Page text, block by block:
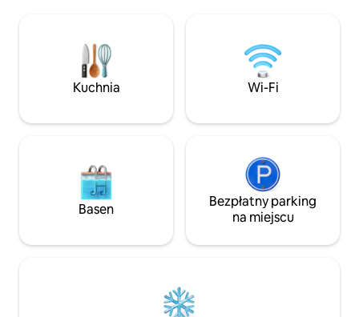
południowoamerykańskimi. Położone w
samym centrum miasta ułatwia dotarcie
do dowolnego miejsca na piechotę.
Wszyscy ludzie ze wszystkich środowisk
Kuchnia Wi-Fi
Basen
Bezpłatny parking
na miejscu